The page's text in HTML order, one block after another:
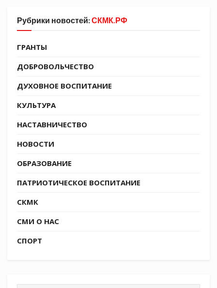
Рубрики новостей:СКМК.РФ
ГРАНТЫ
ДОБРОВОЛЬЧЕСТВО
ДУХОВНОЕ ВОСПИТАНИЕ
КУЛЬТУРА
НАСТАВНИЧЕСТВО
НОВОСТИ
ОБРАЗОВАНИЕ
ПАТРИОТИЧЕСКОЕ ВОСПИТАНИЕ
СКМК
СМИ О НАС
СПОРТ